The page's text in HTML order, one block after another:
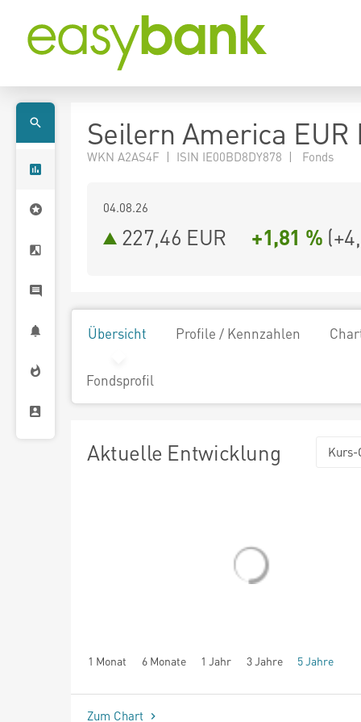
Seilern America EUR
WKN A2AS4F | ISIN IE00BD8DY878 | Fonds
04.08.26
227,46 EUR +1,81 % (
Übersicht Profile / Kennzahlen
Fondsprofil
Aktuelle Entwicklung Kurs-
1 Monat 6 Monate 1 Jahr 3 Jahre 5 Jahre
seit Beginn
Zum Chart